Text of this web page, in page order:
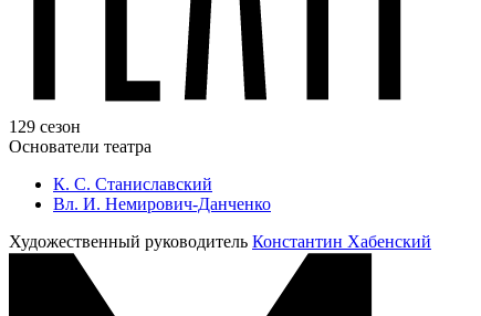
129 сезон
Основатели театра
К. С. Станиславский
Вл. И. Немирович-Данченко
Художественный руководитель Константин Хабенский